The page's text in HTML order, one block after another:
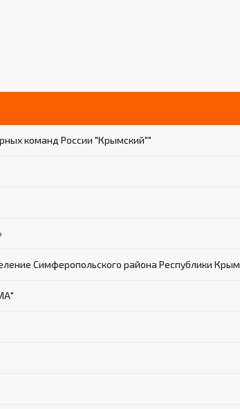
команд России "Крымский""
Симферопольского района Республики Крым